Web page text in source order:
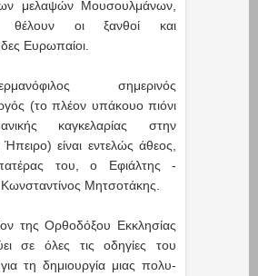
μελαψών Μουσουλμάνων,
οι ξανθοί και
Ευρωπαίοι.
σημερινός
(το πλέον υπάκουο πιόνι
καγκελαρίας στην
είναι εντελώς άθεος,
του, ο Εφιάλτης -
Μητσοτάκης.
της Ορθοδόξου Εκκλησίας
σε όλες τις οδηγίες του
τη δημιουργία μιας πολυ-